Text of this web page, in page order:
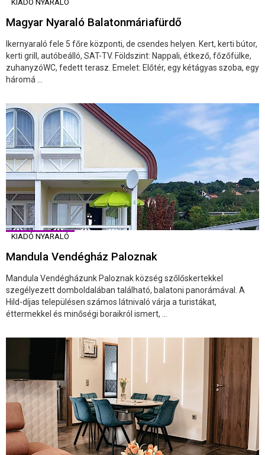
KIADÓ NYARALÓ
Magyar Nyaraló Balatonmáriafürdő
Ikernyaraló fele 5 főre központi, de csendes helyen. Kert, kerti bútor,
kerti grill, autóbeálló, SAT-TV. Földszint: Nappali, étkező, főzőfülke,
zuhanyzóWC, fedett terasz. Emelet: Előtér, egy kétágyas szoba, egy
háromá ...
KIADÓ NYARALÓ
Mandula Vendégház Paloznak
Mandula Vendégházunk Paloznak község szőlőskertekkel
szegélyezett domboldalában található, balatoni panorámával. A
Hild-díjas településen számos látnivaló várja a turistákat,
éttermekkel és minőségi boraikról ismert, ...